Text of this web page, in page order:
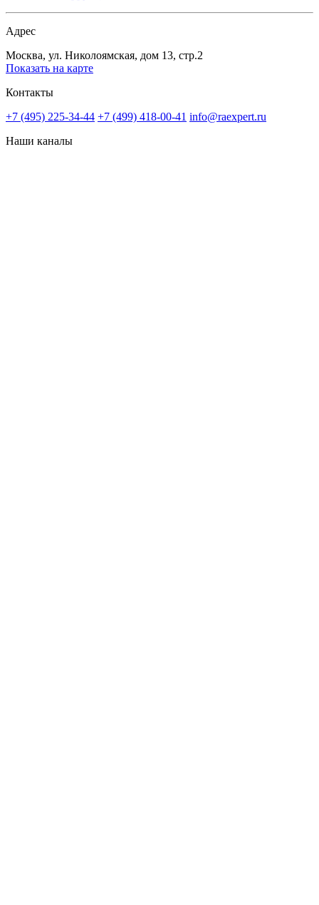
Адрес
Москва, ул. Николоямская, дом 13, стр.2
Показать на карте
Контакты
+7 (495) 225-34-44 +7 (499) 418-00-41 info@raexpert.ru
Наши каналы